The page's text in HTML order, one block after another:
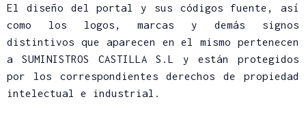
El diseño del portal y sus códigos fuente, así
como los logos, marcas y demás signos
distintivos que aparecen en el mismo pertenecen
a SUMINISTROS CASTILLA S.L y están protegidos
por los correspondientes derechos de propiedad
intelectual e industrial.